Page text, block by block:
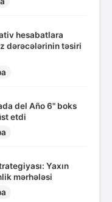
hesabatlara
dərəcələrinin təsiri
del Año 6" boks
etdi
Yaxın
mərhələsi